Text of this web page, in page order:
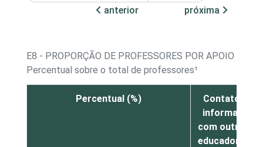
anterior
próxima
E8 - PROPORÇÃO DE PROFESSORES POR APOIO NO
Percentual sobre o total de professores¹
Percentual (%)
Contatos
informais
com outros
educadores